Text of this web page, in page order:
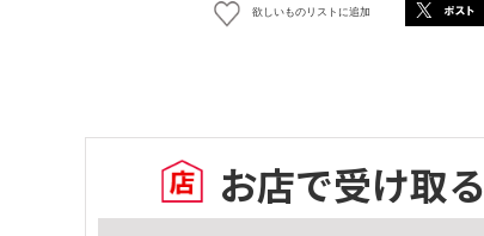
欲しいものリストに追加
お店で受け取る